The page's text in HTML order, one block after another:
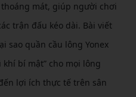
mát, giúp người chơi
trận đấu kéo dài. Bài viết
sao quần cầu lông Yonex
bí mật” cho mọi lông
lợi ích thực tế trên sân